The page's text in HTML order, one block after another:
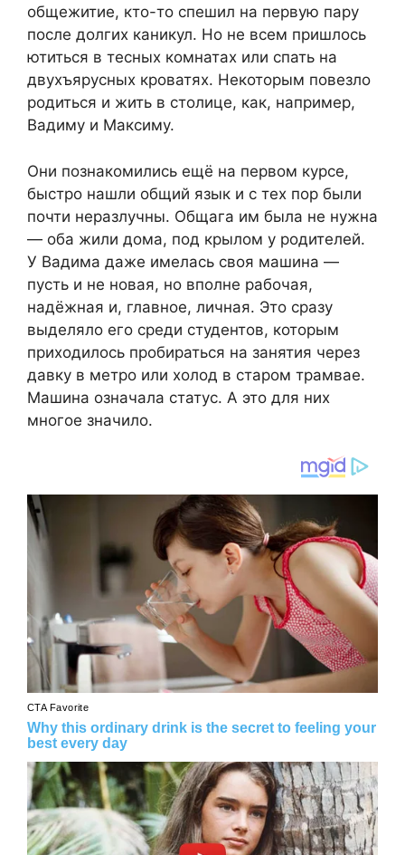
общежитие, кто-то спешил на первую пару
после долгих каникул. Но не всем пришлось
ютиться в тесных комнатах или спать на
двухъярусных кроватях. Некоторым повезло
родиться и жить в столице, как, например,
Вадиму и Максиму.
Они познакомились ещё на первом курсе,
быстро нашли общий язык и с тех пор были
почти неразлучны. Общага им была не нужна
— оба жили дома, под крылом у родителей.
У Вадима даже имелась своя машина —
пусть и не новая, но вполне рабочая,
надёжная и, главное, личная. Это сразу
выделяло его среди студентов, которым
приходилось пробираться на занятия через
давку в метро или холод в старом трамвае.
Машина означала статус. А это для них
многое значило.